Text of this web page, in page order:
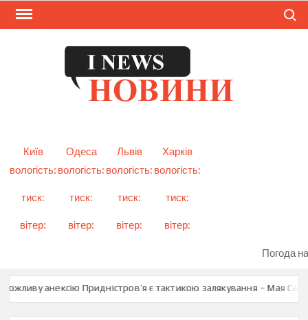
Skip
Київ
Одеса Львів
Харків
вологість:
тиск:
вітер:
вологість:
тиск:
вітер:
вологість:
тиск:
вітер:
вологість:
тиск:
вітер:
Погода
анексію Придністров’я є тактикою залякування – Мая Санду